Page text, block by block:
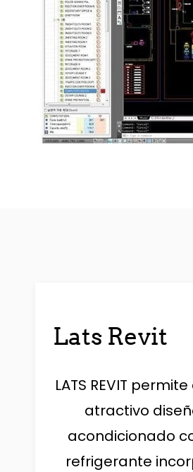
Lats Revit
LATS REVIT
atractivo
acondicionado
refrigerante